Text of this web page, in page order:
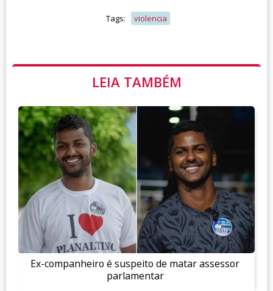
Tags: violencia
LEIA TAMBÉM
Ex-companheiro é suspeito de matar assessor
parlamentar